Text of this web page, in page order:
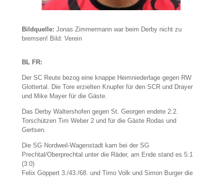
Bildquelle: Jonas Zimmermann war beim Derby nicht zu
bremsen! Bild: Verein
BL FR:
Der SC Reute bezog eine knappe Heimniederlage gegen RW
Glottertal. Die Tore erzielten Knupfer für den SCR und Drayer
und Mike Mayer für die Gäste.
Das Derby Waltershofen gegen St. Georgen endete 2:2.
Torschützen Tim Weber 2 und für die Gäste Rodas und
Gertsen.
Die SG Nordweil-Wagenstadt kam bei der SG
Prechtal/Oberprechtal unter die Räder, am Ende stand es 5:1
(3:0)
Felix Göppert 3./43./68. und Timo Volk und Simon Burger die